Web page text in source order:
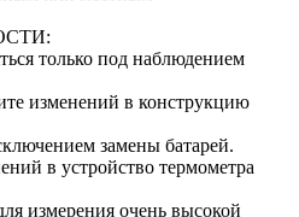
только под наблюдением
изменений в конструкцию
замены батарей.
в устройство термометра
измерения очень высокой